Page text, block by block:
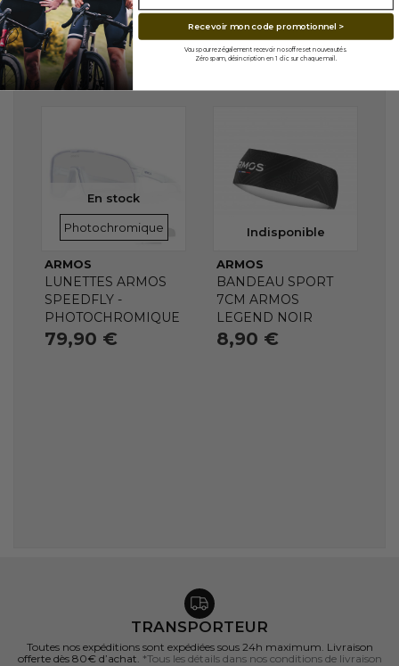
En stock
VERRES
Photochromique
ARMOS
LUNETTES ARMOS
SPEEDFLY -
PHOTOCHROMIQUE
79,90 €
Indisponible
ARMOS
BANDEAU SPORT
7CM ARMOS
LEGEND NOIR
8,90 €
TRANSPORTEUR
Toutes nos expéditions sont expédiées sous 24h maximum. Livraison
offerte dès 80€ d’achat. *Tous les détails dans nos conditions de livraison
Recevoir mon code promotionnel >
Vous pourrez également recevoir nos offres et nouveautés.
Zéro spam, désincription en 1 clic sur chaque mail.